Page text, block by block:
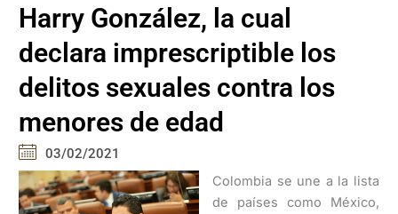
Harry González, la cual
declara imprescriptible los
delitos sexuales contra los
menores de edad
03/02/2021
Colombia se une a la lista
de países como México,